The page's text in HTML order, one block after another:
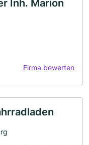
Inh. Marion
Firma bewerten